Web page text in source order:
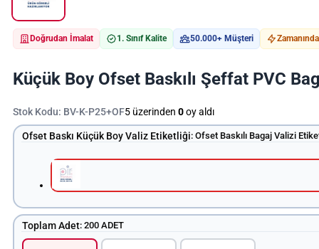
Doğrudan İmalat 1. Sınıf Kalite 50.000+ Müşteri
Küçük Boy Ofset Baskılı Şeffat PVC
Stok Kodu: BV-K-P25+OF5 üzerinden 0oy aldı
Ofset Baskı Küçük Boy Valiz Etiketliĝi:Ofset Baskılı Bagaj Valizi
Toplam Adet:200 ADET